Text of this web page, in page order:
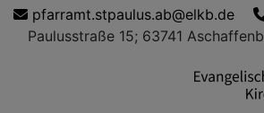
Direktpfarramt.stpaulus.ab@elkb.de
Paulusstraße 15; 63741